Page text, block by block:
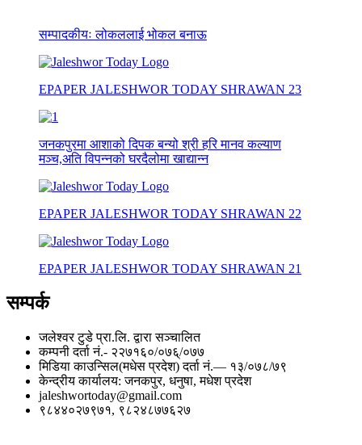
सम्पादकीयः लोकललाई भोकल बनाऊ
EPAPER JALESHWOR TODAY SHRAWAN 23
जनकपुरमा आशाको दिपक बन्यो श्री हरि मानव कल्याण
मञ्च,अति विपन्नको घरदैलोमा खाद्यान्न
EPAPER JALESHWOR TODAY SHRAWAN 22
EPAPER JALESHWOR TODAY SHRAWAN 21
सम्पर्क
जलेश्वर टुडे प्रा.लि. द्वारा सञ्चालित
कम्पनी दर्ता नं.- २२७१६०/०७६्/०७७
मिडिया काउन्सिल(मधेस प्रदेश) दर्ता नं.— १३/०७८/७९
केन्द्रीय कार्यालय: जनकपुर, धनुषा, मधेश प्रदेश
jaleshwortoday@gmail.com
९८४४०२७९७१, ९८२४८७७६२७